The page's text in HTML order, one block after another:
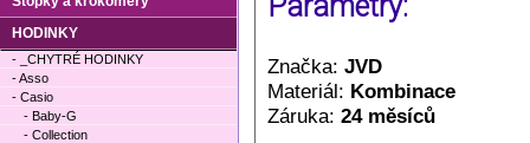
Značka: JVD
Materiál: Kombinace
Záruka: 24 měsíců
HODINKY
- _CHYTRÉ HODINKY
- Asso
- Casio
- Baby-G
- Collection